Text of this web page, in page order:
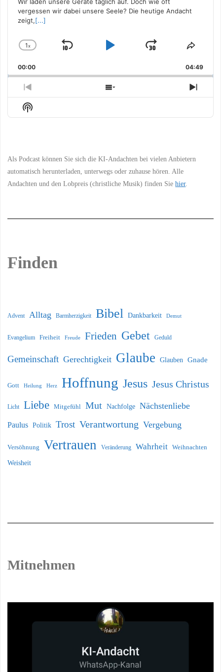
Wir laden unsere Geräte täglich auf. Doch wie oft
vergessen wir dabei unsere Seele? Die heutige Andacht
zeigt,[...]
Change
Rate
1x
Skip
Play
Jump
Forward
Share
00:00 04:49
Previous
Episode
Show
Episodes
Next
Show
Podcast
Als Podcast können Sie sich die KI-Andachten bei vielen Anbietern
automatisch herunterladen, unterwegs oder zuhause hören. Alle
Andachten und den Lobpreis (christliche Musik) finden Siehier.
Finden
Advent Alltag Barmherzigkeit Bibel Dankbarkeit Demut
Evangelium Freiheit Freude Frieden Gebet Geduld
Gemeinschaft Gerechtigkeit Glaube Glauben Gnade
Gott Heilung Herz Hoffnung Jesus Jesus Christus
Licht Liebe Mitgefühl Mut Nachfolge Nächstenliebe
Paulus Politik Trost Verantwortung Vergebung
Versöhnung Vertrauen Veränderung Wahrheit Weihnachten
Weisheit
Mitnehmen